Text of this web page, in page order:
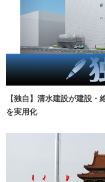
【独自】清水建設が建設
を実用化